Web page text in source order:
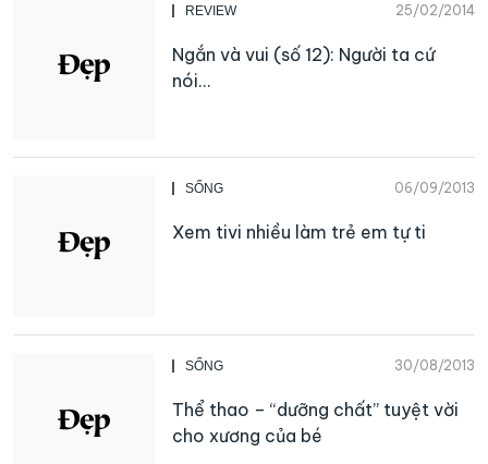
REVIEW 25/02/2014
Ngắn và vui (số 12): Người ta cứ
nói…
SỐNG 06/09/2013
Xem tivi nhiều làm trẻ em tự ti
SỐNG 30/08/2013
Thể thao – “dưỡng chất” tuyệt vời
cho xương của bé